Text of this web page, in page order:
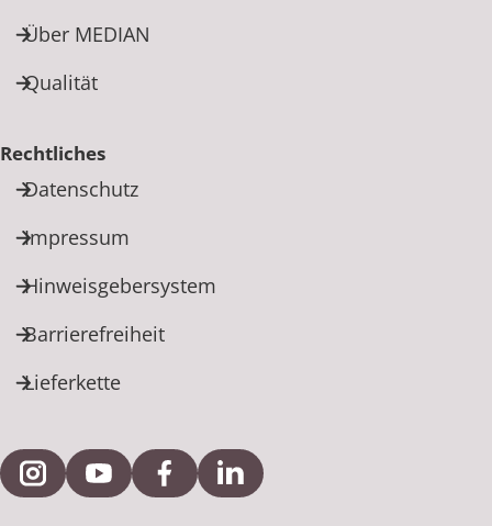
Über MEDIAN
Qualität
Rechtliches
Datenschutz
Impressum
Hinweisgebersystem
Barrierefreiheit
Lieferkette
Externe Verlinkung zu Instagram
Externe Verlinkung zu YouTube
Externe Verlinkung zu Facebook
Externe Verlinkung zu